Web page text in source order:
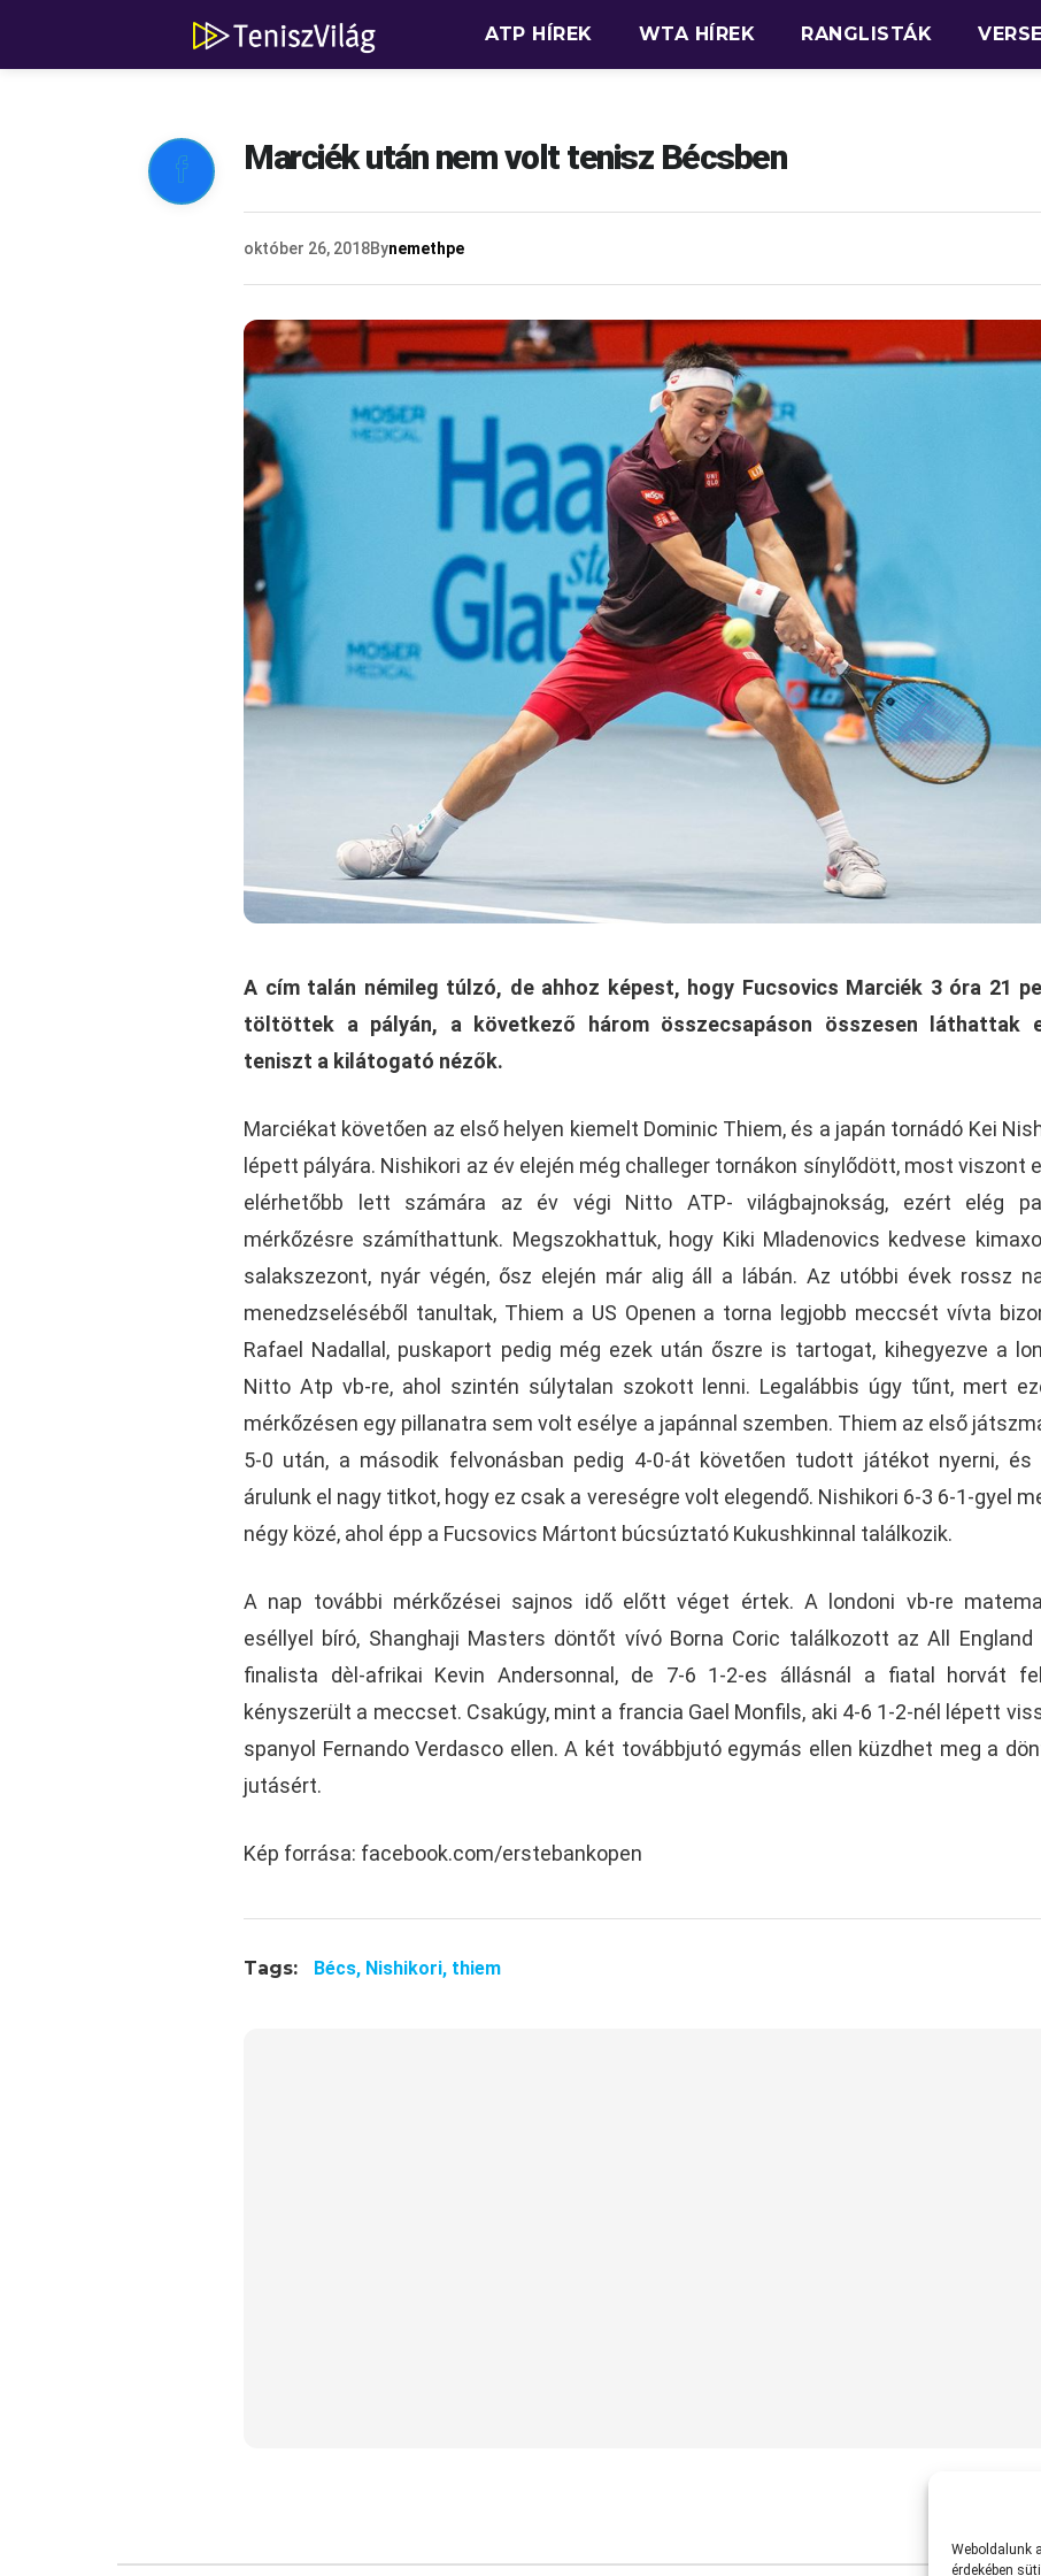
Weboldalunk
érdekében
ATP HÍREK WTA HÍREK RANGLISTÁK
 Marciék után nem volt tenisz Bécsben
október 26, 2018Bynemethpe
A cím talán némileg túlzó, de ahhoz képest, hogy Fucsovics Marciék 3 óra 21
töltöttek a pályán, a következő három összecsapáson összesen láthattak
teniszt a kilátogató nézők.
Marciékat követően az első helyen kiemelt Dominic Thiem, és a japán tornádó Kei
lépett pályára. Nishikori az év elején még challeger tornákon sínylődött, most viszont
elérhetőbb lett számára az év végi Nitto ATP- világbajnokság, ezért elég
mérkőzésre számíthattunk. Megszokhattuk, hogy Kiki Mladenovics kedvese
salakszezont, nyár végén, ősz elején már alig áll a lábán. Az utóbbi évek rossz
menedzseléséből tanultak, Thiem a US Openen a torna legjobb meccsét vívta
Rafael Nadallal, puskaport pedig még ezek után őszre is tartogat, kihegyezve a
Nitto Atp vb-re, ahol szintén súlytalan szokott lenni. Legalábbis úgy tűnt, mert
mérkőzésen egy pillanatra sem volt esélye a japánnal szemben. Thiem az első
5-0 után, a második felvonásban pedig 4-0-át követően tudott játékot nyerni, és
árulunk el nagy titkot, hogy ez csak a vereségre volt elegendő. Nishikori 6-3 6-1-gyel
négy közé, ahol épp a Fucsovics Mártont búcsúztató Kukushkinnal találkozik.
A nap további mérkőzései sajnos idő előtt véget értek. A londoni vb-re
eséllyel bíró, Shanghaji Masters döntőt vívó Borna Coric találkozott az All England
finalista dèl-afrikai Kevin Andersonnal, de 7-6 1-2-es állásnál a fiatal horvát
kényszerült a meccset. Csakúgy, mint a francia Gael Monfils, aki 4-6 1-2-nél lépett
spanyol Fernando Verdasco ellen. A két továbbjutó egymás ellen küzdhet meg a
jutásért.
Kép forrása: facebook.com/erstebankopen
Tags: Bécs, Nishikori, thiem